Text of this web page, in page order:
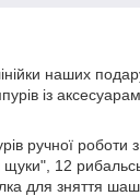
наших
із
ручної роботи
12
для зняття